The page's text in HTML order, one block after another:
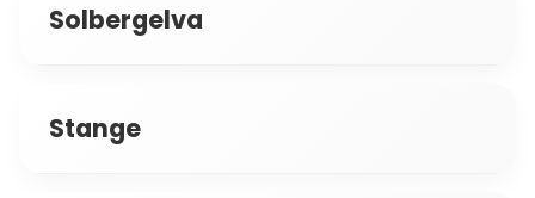
Solbergelva
Stange